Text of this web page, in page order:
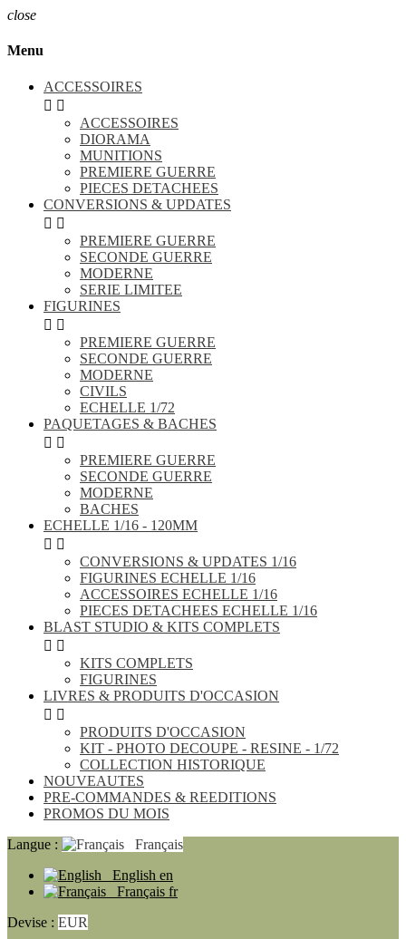
close
Menu
ACCESSOIRES
 
ACCESSOIRES
DIORAMA
MUNITIONS
PREMIERE GUERRE
PIECES DETACHEES
CONVERSIONS & UPDATES
 
PREMIERE GUERRE
SECONDE GUERRE
MODERNE
SERIE LIMITEE
FIGURINES
 
PREMIERE GUERRE
SECONDE GUERRE
MODERNE
CIVILS
ECHELLE 1/72
PAQUETAGES & BACHES
 
PREMIERE GUERRE
SECONDE GUERRE
MODERNE
BACHES
ECHELLE 1/16 - 120MM
 
CONVERSIONS & UPDATES 1/16
FIGURINES ECHELLE 1/16
ACCESSOIRES ECHELLE 1/16
PIECES DETACHEES ECHELLE 1/16
BLAST STUDIO & KITS COMPLETS
 
KITS COMPLETS
FIGURINES
LIVRES & PRODUITS D'OCCASION
 
PRODUITS D'OCCASION
KIT - PHOTO DECOUPE - RESINE - 1/72
COLLECTION HISTORIQUE
NOUVEAUTES
PRE-COMMANDES & REEDITIONS
PROMOS DU MOIS
Langue :
Français
English en
Français fr
Devise : EUR